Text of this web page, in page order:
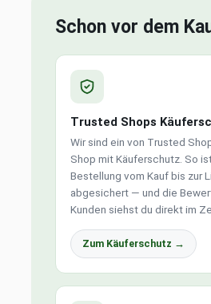
Schon vor dem
Trusted Shops
Wir sind ein von Trusted
Shop mit Käuferschutz. So
Bestellung vom Kauf bis zur
abgesichert — und die
Kunden siehst du direkt im
Zum Käuferschutz →